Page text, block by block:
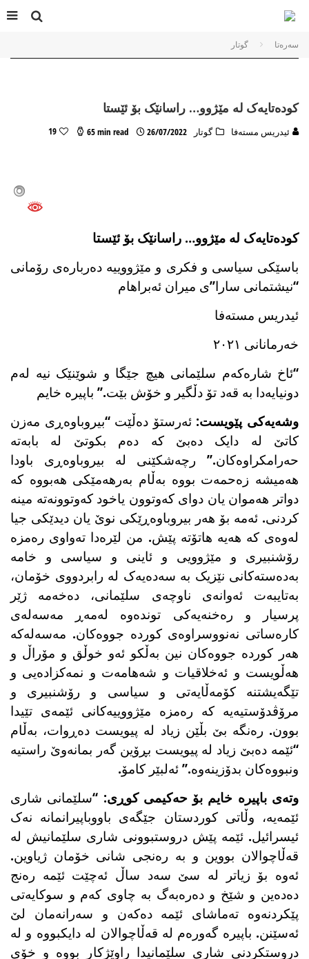
سه‌ره‌تا گوتار
کودەتایەک لە مێژوو… راسانێک بۆ ئێستا
ئیدریس مسته‌فا گوتار 26/07/2022
65 min read
19
کودەتایەک لە مێژوو… راسانێک بۆ ئێستا
باسێکی سیاسی و فکری و مێژووییە دەربارەی رۆمانی
“نیشتمانی سارا”ی میران ئەبراهام
ئیدریس مستەفا
خەرمانانی ٢٠٢١
“ئاخ شارەکەم سلێمانی هیچ جێگا و شوێنێک نیە لەم
دونیایەدا بە قەد تۆ دڵگیر و خۆش بێت.” باپیرە خایم
وشەیەکی پێویست: ئەرستۆ دەڵێت “بیروباوەڕی مەزن
کاتێ لە دایک دەبێ کە دەم بکوتێ لە بابەتە
حەرامکراوەکان.” رچەشکێنی لە بیروباوەڕی باودا
هەمیشە زەحمەت بووە بەڵام بەرهەمێکی هەبووە کە
دواتر هەموان یان دوای کەوتوون یاخود کەوتوونەتە مینە
کردنی. ئەمە بۆ هەر بیروباوەڕێکی نوێ یان دیدێکی جیا
لەوەی کە هەیە هاتۆتە پێش. من لێرەدا تەواوی رەمزە
رۆشنبیری و مێژوویی و ئاینی و سیاسی و خامە
بەدەستەکانی نێزیک بە سەدەیەک لە رابردووی خۆمان،
بەتایبەت ئەوانەی ناوچەی سلێمانی، دەخەمە ژێر
پرسیار و رەخنەیەکی توندەوە لەمەڕ مەسەلەی
کارەساتی نەنووسراوەی کوردە جووەکان. مەسەلەکە
هەر کوردە جووەکان نین بەڵکو ئەو خوڵق و مۆراڵ و
هەڵویست و ئەخلاقیات و شەهامەت و نمەکزادەیی و
تێگەیشتنە کۆمەڵایەتی و سیاسی و رۆشنبیری و
مرۆڤدۆستیەیە کە رەمزە مێژووییەکانی ئێمەی تێیدا
بوون. رەنگە بێ بڵێن زیاد لە پیویست دەڕوات، بەڵام
“ئێمە دەبێ زیاد لە پیویست بڕۆین گەر بمانەوێ راستیە
ونبووەکان بدۆزینەوە.” ئەلبێر کامۆ.
وتەی باپیرە خایم بۆ حەکیمی کوڕی: “سلێمانی شاری
ئێمەیە، وڵاتی کوردستان جێگەی باووباپیرانمانە نەک
ئیسرائیل. ئێمە پێش دروستبوونی شاری سلێمانیش لە
قەڵاچوالان بووین و بە رەنجی شانی خۆمان ژیاوین.
ئەوە بۆ زیاتر لە سێ سەد ساڵ ئەچێت ئێمە رەنج
دەدەین و شێخ و دەرەبەگ بە چاوی کەم و سوکایەتی
پێکردنەوە تەماشای ئێمە دەکەن و سەرانەمان لێ
ئەسێنن. باپیرە گەورەم لە قەڵاچوالان لە دایکبووە و لە
دروستکردنی شاری سلێمانیدا راوێژکار بووە و خۆی